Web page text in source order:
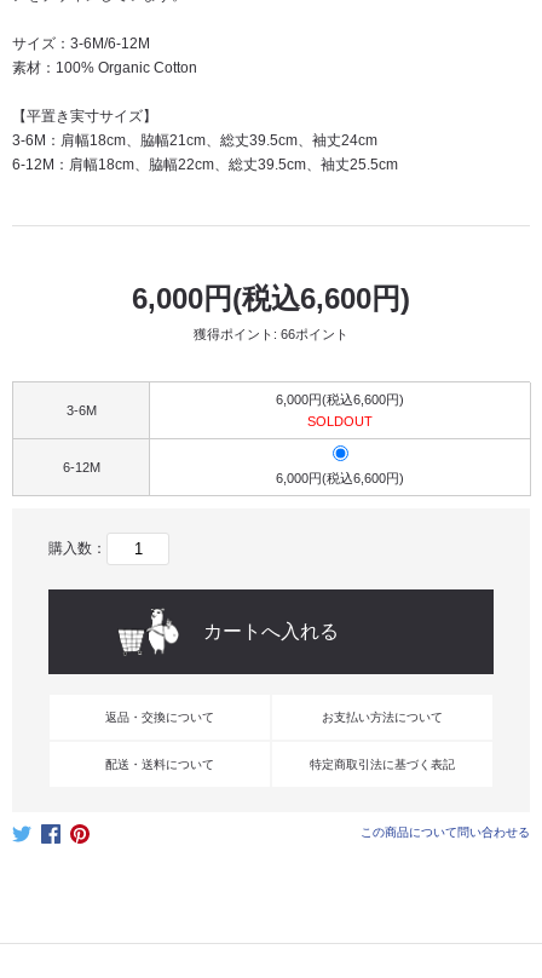
サイズ：3-6M/6-12M
素材：100% Organic Cotton
【平置き実寸サイズ】
3-6M：肩幅18cm、脇幅21cm、総丈39.5cm、袖丈24cm
6-12M：肩幅18cm、脇幅22cm、総丈39.5cm、袖丈25.5cm
6,000円(税込6,600円)
獲得ポイント: 66ポイント
3-6M
6,000円(税込6,600円)
SOLDOUT
6-12M
6,000円(税込6,600円)
購入数：
返品・交換について お支払い方法について
配送・送料について 特定商取引法に基づく表記
この商品について問い合わせる